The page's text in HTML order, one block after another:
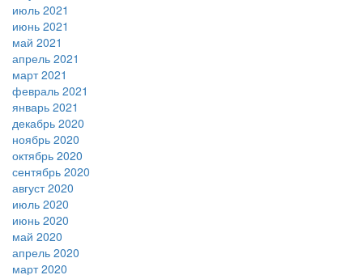
июль 2021
июнь 2021
май 2021
апрель 2021
март 2021
февраль 2021
январь 2021
декабрь 2020
ноябрь 2020
октябрь 2020
сентябрь 2020
август 2020
июль 2020
июнь 2020
май 2020
апрель 2020
март 2020